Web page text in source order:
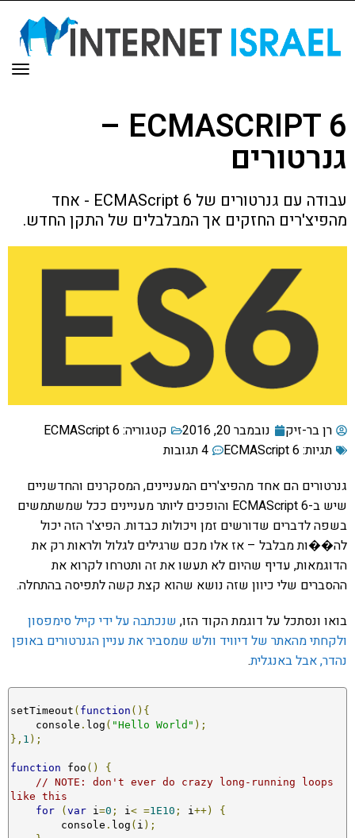
ECMASCRIPT 6 –
גנרטורים
עבודה עם גנרטורים של ECMAScript 6 - אחד
מהפיצ'רים החזקים אך המבלבלים של התקן החדש.
רן בר-זיק נובמבר 20, 2016 קטגוריה:ECMAScript 6
תגיות:ECMAScript 6
4 תגובות
גנרטורים הם אחד מהפיצ'רים המעניינים, המסקרנים והחדשניים
שיש ב-ECMAScript 6 והופכים ליותר מעניינים ככל שמשתמשים
בשפה לדברים שדורשים זמן ויכולות כבדות. הפיצ'ר הזה יכול
לה��ות מבלבל – אז אלו מכם שרגילים לגלול ולראות רק את
הדוגמאות, עדיף שהיום לא תעשו את זה ותטרחו לקרוא את
ההסברים שלי כיוון שזה נושא שהוא קצת קשה לתפיסה בהתחלה.
בואו ונסתכל על דוגמת הקוד הזו, שנכתבה על ידי קייל סימפסון
ולקחתי מהאתר של דיוויד וולש שמסביר את עניין הגנרטורים באופן
נהדר, אבל באנגלית.
setTimeout ( function (){
    console
. log ( "Hello World" );
}, 1 );
function foo ()
{
// NOTE: don't ever do crazy long-running loops
like this
for
(var i =0 ; i < =1E10 ; i ++)
{
        console
. log ( i );